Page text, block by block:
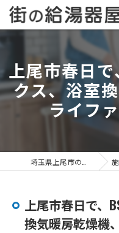
上尾市春日で
クス、浴室
ライフ
施工事例
上尾市春日で、
換気暖房乾燥機